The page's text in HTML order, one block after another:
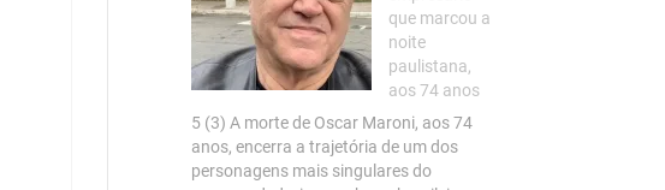
que marcou a
noite
paulistana,
aos 74 anos
5 (3) A morte de Oscar Maroni, aos 74
anos, encerra a trajetória de um dos
personagens mais singulares do